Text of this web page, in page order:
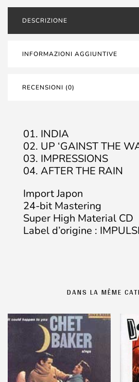
DESCRIZIONE
INFORMAZIONI AGGIUNTIVE
RECENSIONI (0)
01. INDIA
02. UP ‘GAINST THE
03. IMPRESSIONS
04. AFTER THE RAIN
Import Japon
24-bit Mastering
Super High Material CD
Label d’origine :
DANS LA MÊME